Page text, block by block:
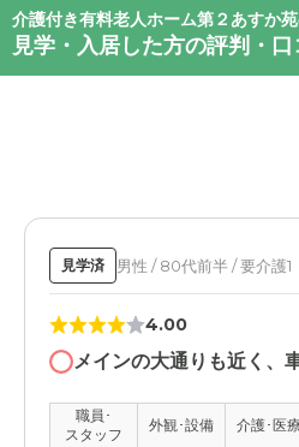
介護付き有料老人ホーム第２あすか
見学・入居した方の評判・口
見学済 男性 / 80代前半 / 要介護1
4.00
メインの大通りも近く、
職員･
スタッフ
外観･設備 介護･医